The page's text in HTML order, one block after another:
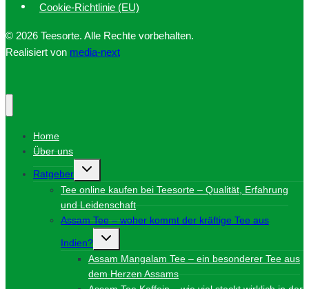
Cookie-Richtlinie (EU)
© 2026 Teesorte. Alle Rechte vorbehalten.
Realisiert von media-next
Home
Über uns
Ratgeber
Untermenü
umschalten
Tee online kaufen bei Teesorte – Qualität, Erfahrung
und Leidenschaft
Assam Tee – woher kommt der kräftige Tee aus
Indien?
Untermenü
umschalten
Assam Mangalam Tee – ein besonderer Tee aus
dem Herzen Assams